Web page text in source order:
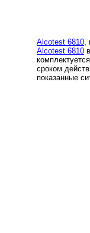
Аlcotest 6810
Аlcotest 6810
сроком
показанные